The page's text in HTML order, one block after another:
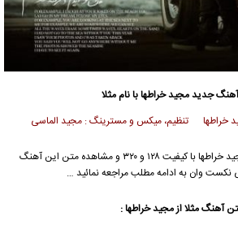
آهنگ جدیدمجید خراطهابا نام مثلا
خراطها تنظیم، میکس و مسترینگ : مجید الماسی
خراطها
با کیفیت ۱۲۸ و ۳۲۰ و مشاهده متن این آهنگ
نکست وان به ادامه مطلب مراجعه نمائید …
آهنگ مثلا ازمجید خراطها: